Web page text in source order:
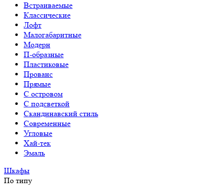
Встраиваемые
Классические
Лофт
Малогабаритные
Модерн
П-образные
Пластиковые
Прованс
Прямые
С островом
С подсветкой
Скандинавский стиль
Современные
Угловые
Хай-тек
Эмаль
Шкафы
По типу